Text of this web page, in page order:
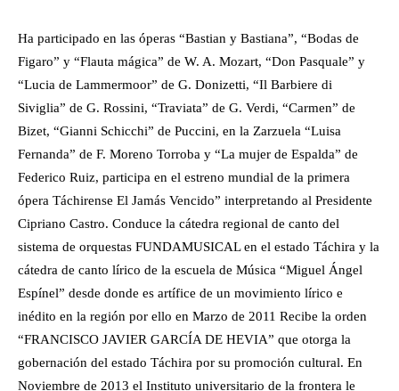
Ha participado en las óperas “Bastian y Bastiana”, “Bodas de
Figaro” y “Flauta mágica” de W. A. Mozart, “Don Pasquale” y
“Lucia de Lammermoor” de G. Donizetti, “Il Barbiere di
Siviglia” de G. Rossini, “Traviata” de G. Verdi, “Carmen” de
Bizet, “Gianni Schicchi” de Puccini, en la Zarzuela “Luisa
Fernanda” de F. Moreno Torroba y “La mujer de Espalda” de
Federico Ruiz, participa en el estreno mundial de la primera
ópera Táchirense El Jamás Vencido” interpretando al Presidente
Cipriano Castro. Conduce la cátedra regional de canto del
sistema de orquestas FUNDAMUSICAL en el estado Táchira y la
cátedra de canto lírico de la escuela de Música “Miguel Ángel
Espínel” desde donde es artífice de un movimiento lírico e
inédito en la región por ello en Marzo de 2011 Recibe la orden
“FRANCISCO JAVIER GARCÍA DE HEVIA” que otorga la
gobernación del estado Táchira por su promoción cultural. En
Noviembre de 2013 el Instituto universitario de la frontera le